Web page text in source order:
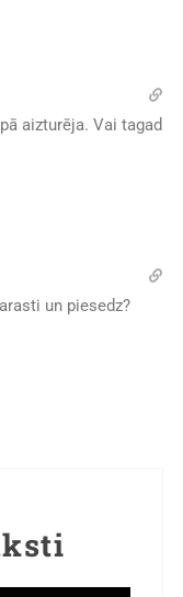
aizturēja. Vai tagad
un piesedz?